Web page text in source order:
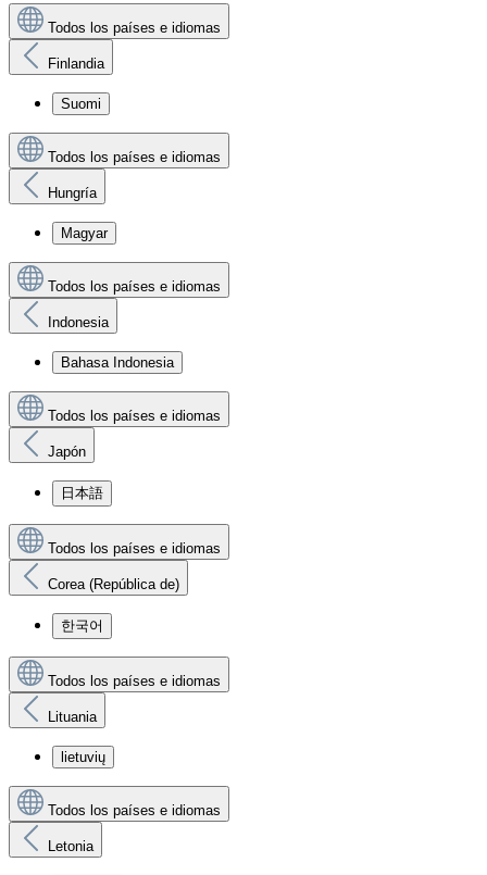
Todos los países e idiomas
Finlandia
Suomi
Todos los países e idiomas
Hungría
Magyar
Todos los países e idiomas
Indonesia
Bahasa Indonesia
Todos los países e idiomas
Japón
日本語
Todos los países e idiomas
Corea (República de)
한국어
Todos los países e idiomas
Lituania
lietuvių
Todos los países e idiomas
Letonia